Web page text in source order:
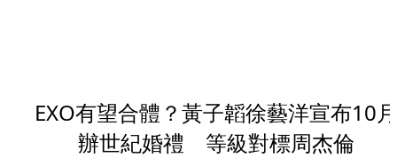
EXO有望合體？黃子韜徐藝洋宣布10月
辦世紀婚禮 等級對標周杰倫